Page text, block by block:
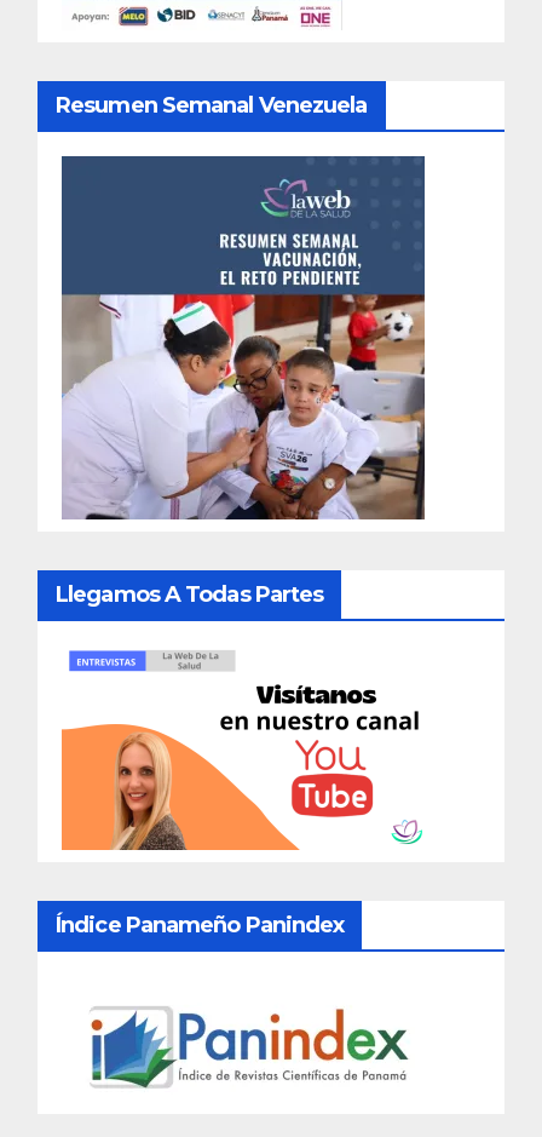
Resumen Semanal Venezuela
Llegamos A Todas Partes
Índice Panameño Panindex